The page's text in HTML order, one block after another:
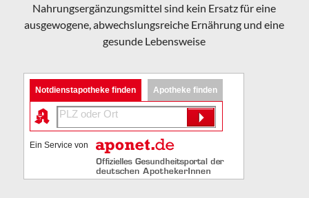
Nahrungsergänzungsmittel sind kein Ersatz für eine
ausgewogene, abwechslungsreiche Ernährung und eine
gesunde Lebensweise
Notdienstapotheke finden Apotheke finden
Ein Service von